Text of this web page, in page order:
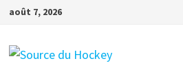
Passer
contenu
août 7, 2026